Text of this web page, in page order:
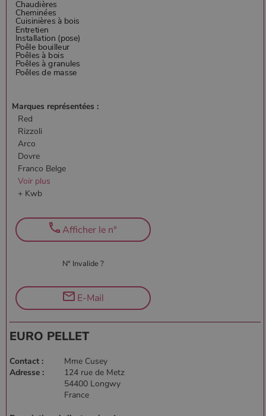
Marques représentées :
Red
Rizzoli
Arco
Dovre
Franco Belge
Voir plus
+ Kwb
N° Invalide ?
Afficher le n°
E-Mail
EURO PELLET
Contact :
Mme Cusey
Adresse :
124 rue de Metz
54400 Longwy
France